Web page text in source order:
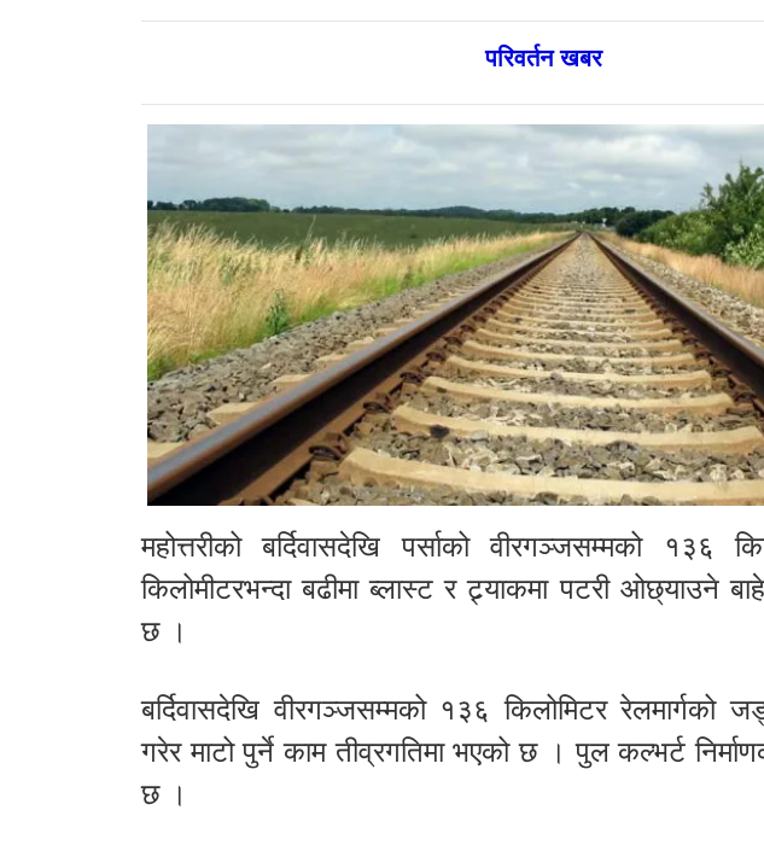
परिवर्तन खबर
महोत्तरीको बर्दिवासदेखि पर्साको वीरगञ्जसम्मको १३६
किलोमीटरभन्दा बढीमा ब्लास्ट र ट्र्याकमा पटरी ओछ्याउने
छ ।
बर्दिवासदेखि वीरगञ्जसम्मको १३६ किलोमिटर रेलमार्गको
गरेर माटो पुर्ने काम तीव्रगतिमा भएको छ । पुल कल्भर्ट
छ ।